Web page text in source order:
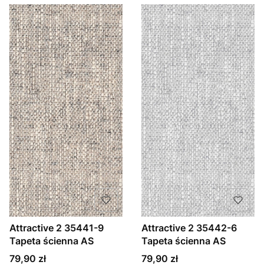
Attractive 2 35441-9
Tapeta ścienna AS
Cena
79,90 zł
Attractive 2 35442-6
Tapeta ścienna AS
Cena
79,90 zł